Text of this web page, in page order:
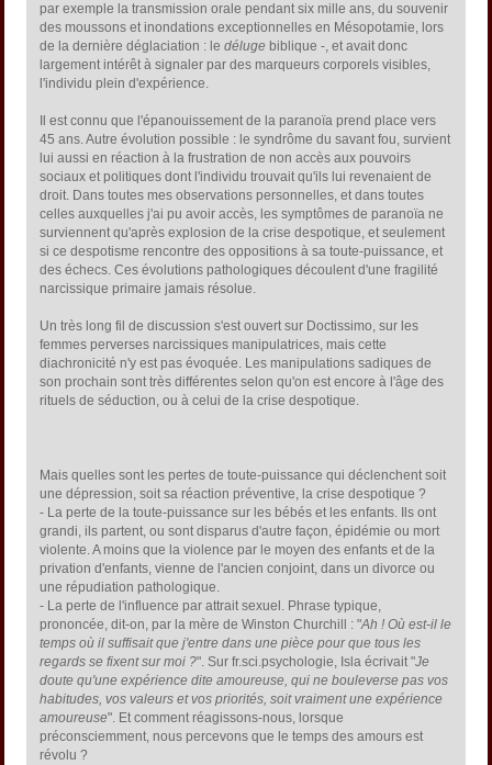
par exemple la transmission orale pendant six mille ans, du souvenir
des moussons et inondations exceptionnelles en Mésopotamie, lors
de la dernière déglaciation : ledéluge biblique -, et avait donc
largement intérêt à signaler par des marqueurs corporels visibles,
l'individu plein d'expérience.
Il est connu que l'épanouissement de la paranoïa prend place vers
45 ans. Autre évolution possible : le syndrôme du savant fou, survient
lui aussi en réaction à la frustration de non accès aux pouvoirs
sociaux et politiques dont l'individu trouvait qu'ils lui revenaient de
droit. Dans toutes mes observations personnelles, et dans toutes
celles auxquelles j'ai pu avoir accès, les symptômes de paranoïa ne
surviennent qu'après explosion de la crise despotique, et seulement
si ce despotisme rencontre des oppositions à sa toute-puissance, et
des échecs. Ces évolutions pathologiques découlent d'une fragilité
narcissique primaire jamais résolue.
Un très long fil de discussion s'est ouvert sur Doctissimo, sur les
femmes perverses narcissiques manipulatrices, mais cette
diachronicité n'y est pas évoquée. Les manipulations sadiques de
son prochain sont très différentes selon qu'on est encore à l'âge des
rituels de séduction, ou à celui de la crise despotique.
Mais quelles sont les pertes de toute-puissance qui déclenchent soit
une dépression, soit sa réaction préventive, la crise despotique ?
- La perte de la toute-puissance sur les bébés et les enfants. Ils ont
grandi, ils partent, ou sont disparus d'autre façon, épidémie ou mort
violente. A moins que la violence par le moyen des enfants et de la
privation d'enfants, vienne de l'ancien conjoint, dans un divorce ou
une répudiation pathologique.
- La perte de l'influence par attrait sexuel. Phrase typique,
prononcée, dit-on, par la mère de Winston Churchill : "Ah ! Où est-il le
temps où il suffisait que j'entre dans une pièce pour que tous les
regards se fixent sur moi ?". Sur fr.sci.psychologie, Isla écrivait "Je
doute qu'une expérience dite amoureuse, qui ne bouleverse pas vos
habitudes, vos valeurs et vos priorités, soit vraiment une expérience
amoureuse". Et comment réagissons-nous, lorsque
préconsciemment, nous percevons que le temps des amours est
révolu ?